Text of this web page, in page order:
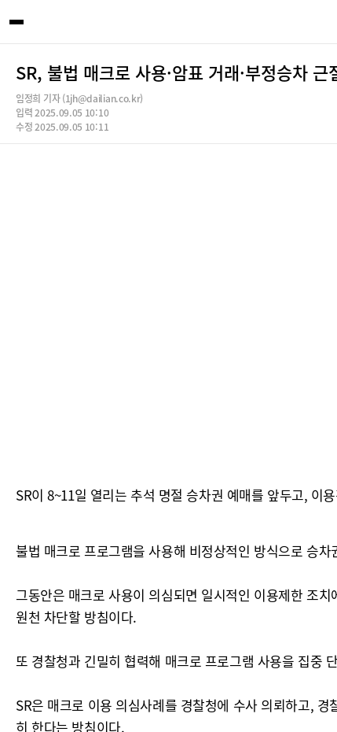
SR, 불법 매크로 사용·암표 거래·부정승차
임정희 기자 (1jh@dailian.co.kr)
입력 2025.09.05 10:10
수정 2025.09.05 10:11
SR이 8~11일 열리는 추석 명절 승차권 예매를 앞두고, 이
불법 매크로 프로그램을 사용해 비정상적인 방식으로 승
그동안은 매크로 사용이 의심되면 일시적인 이용제한 조
원천 차단할 방침이다.
또 경찰청과 긴밀히 협력해 매크로 프로그램 사용을 집중
SR은 매크로 이용 의심사례를 경찰청에 수사 의뢰하고,
히 한다는 방침이다.